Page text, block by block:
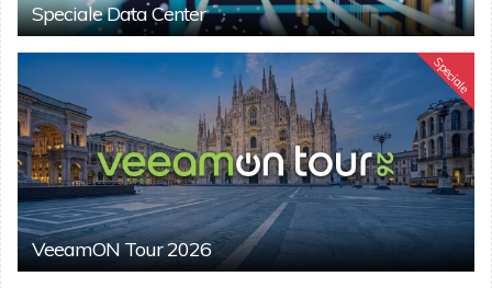
Speciale Data Center
Speciale
VeeamON Tour 2026